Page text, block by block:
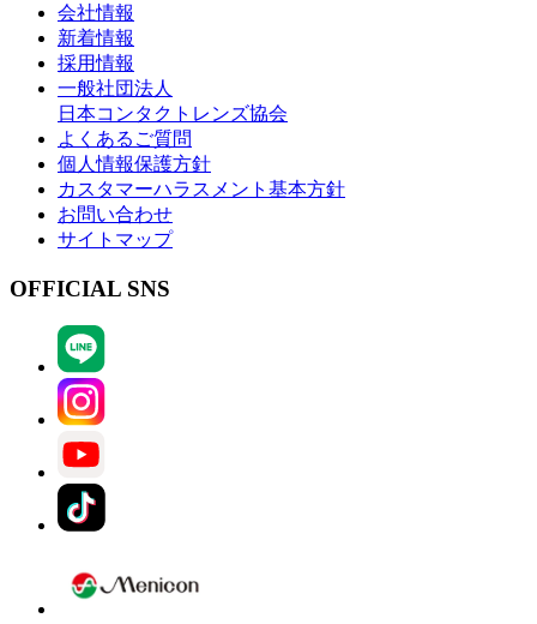
会社情報
新着情報
採用情報
一般社団法人
日本コンタクトレンズ協会
よくあるご質問
個人情報保護方針
カスタマーハラスメント基本方針
お問い合わせ
サイトマップ
OFFICIAL SNS